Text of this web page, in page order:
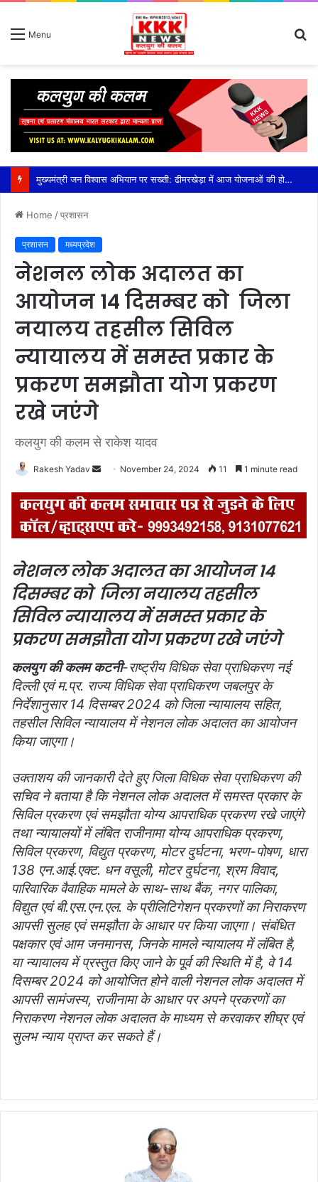
Menu
मुख्यमंत्री जन विश्वास अभियान पर सख्ती: ढीमरखेड़ा में आज योजनाओं की होगी बड़ी समीक्षा, लापरवाही पर रहेगा फोकस,सीईओ युजवेंद्र कोरी की अध्यक्षता में होगी अहम बैठक, सीएम हेल्पलाइन, पीएम आवास, संबल योजना और लंबित विकास कार्यों की होगी विस्तृत समीक्षा
Home /प्रशासन
प्रशासन मध्यप्रदेश
नेशनल लोक अदालत का
आयोजन 14 दिसम्बर को जिला
नयालय तहसील सिविल
न्यायालय में समस्त प्रकार के
प्रकरण समझौता योग प्रकरण
रखे जएंगे
कलयुग की कलम से राकेश यादव
Rakesh Yadav
n
d
a
e
m
i
l
November 24, 2024 11 1 minute read
नेशनल लोक अदालत का आयोजन 14
दिसम्बर को जिला नयालय तहसील
सिविल न्यायालय में समस्त प्रकार के
प्रकरण समझौता योग प्रकरण रखे जएंगे
कलयुग की कलम कटनी-राष्ट्रीय विधिक सेवा प्राधिकरण नई
दिल्ली एवं म.प्र. राज्य विधिक सेवा प्राधिकरण जबलपुर के
निर्देशानुसार 14 दिसम्बर 2024 को जिला न्यायालय सहित,
तहसील सिविल न्यायालय में नेशनल लोक अदालत का आयोजन
किया जाएगा।
उक्ताशय की जानकारी देते हुए जिला विधिक सेवा प्राधिकरण की
सचिव ने बताया है कि नेशनल लोक अदालत में समस्त प्रकार के
सिविल प्रकरण एवं समझौता योग्य आपराधिक प्रकरण रखे जाएंगे
तथा न्यायालयों में लंबित राजीनामा योग्य आपराधिक प्रकरण,
सिविल प्रकरण, विद्युत प्रकरण, मोटर दुर्घटना, भरण-पोषण, धारा
138 एन.आई.एक्ट. धन वसूली, मोटर दुर्घटना, श्रम विवाद,
पारिवारिक वैवाहिक मामले के साथ-साथ बैंक, नगर पालिका,
विद्युत एवं बी.एस.एन.एल. के प्रीलिटिगेशन प्रकरणों का निराकरण
आपसी सुलह एवं समझौता के आधार पर किया जाएगा। संबंधित
पक्षकार एवं आम जनमानस, जिनके मामले न्यायालय में लंबित है,
या न्यायालय में प्रस्तुत किए जाने के पूर्व की स्थिति में है, वे 14
दिसम्बर 2024 को आयोजित होने वाली नेशनल लोक अदालत में
आपसी सामंजस्य, राजीनामा के आधार पर अपने प्रकरणों का
निराकरण नेशनल लोक अदालत के माध्यम से करवाकर शीघ्र एवं
सुलभ न्याय प्राप्त कर सकते हैं।